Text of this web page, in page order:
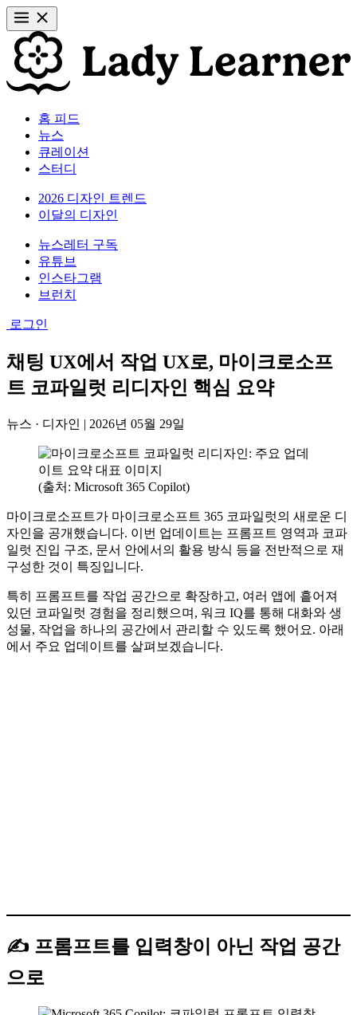
홈 피드
뉴스
큐레이션
스터디
2026 디자인 트렌드
이달의 디자인
뉴스레터 구독
유튜브
인스타그램
브런치
로그인
채팅 UX에서 작업 UX로, 마이크로소프
트 코파일럿 리디자인 핵심 요약
뉴스 · 디자인 | 2026년 05월 29일
(출처: Microsoft 365 Copilot)
마이크로소프트가 마이크로소프트 365 코파일럿의 새로운 디
자인을 공개했습니다. 이번 업데이트는 프롬프트 영역과 코파
일럿 진입 구조, 문서 안에서의 활용 방식 등을 전반적으로 재
구성한 것이 특징입니다.
특히 프롬프트를 작업 공간으로 확장하고, 여러 앱에 흩어져
있던 코파일럿 경험을 정리했으며, 워크 IQ를 통해 대화와 생
성물, 작업을 하나의 공간에서 관리할 수 있도록 했어요. 아래
에서 주요 업데이트를 살펴보겠습니다.
✍️ 프롬프트를 입력창이 아닌 작업 공간
으로